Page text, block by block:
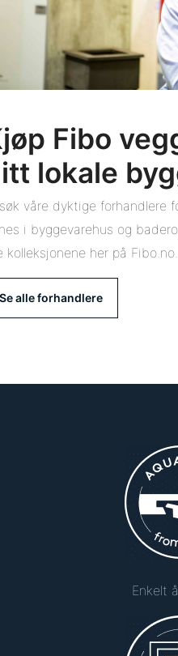
Fibo
lokale
våre dyktige forhandlere
i byggevarehus og
kolleksjonene her på Fibo.no.
Se alle forhandlere
Enkelt